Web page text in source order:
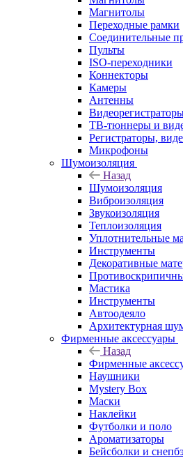
Магнитолы
Переходные рамки
Соединительные
Пульты
ISO-переходники
Коннекторы
Камеры
Антенны
ТВ-тюннеры и
Регистраторы,
Микрофоны
Шумоизоляция
Назад
Шумоизоляция
Виброизоляция
Звукоизоляция
Теплоизоляция
Уплотнительные
Инструменты
Декоративные
Мастика
Инструменты
Автоодеяло
Архитектурная
Фирменные аксессуары
Назад
Фирменные
Наушники
Mystery Box
Маски
Наклейки
Футболки и поло
Ароматизаторы
Бейсболки и